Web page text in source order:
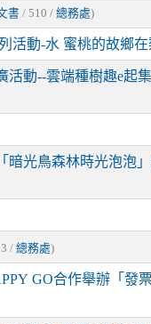
書 / 510 /總務處)
活動-水 蜜桃的故鄉在
動--雲端種樹趣e起集
暗光鳥森林時光泡泡
/ 總務處)
GO合作舉辦「發